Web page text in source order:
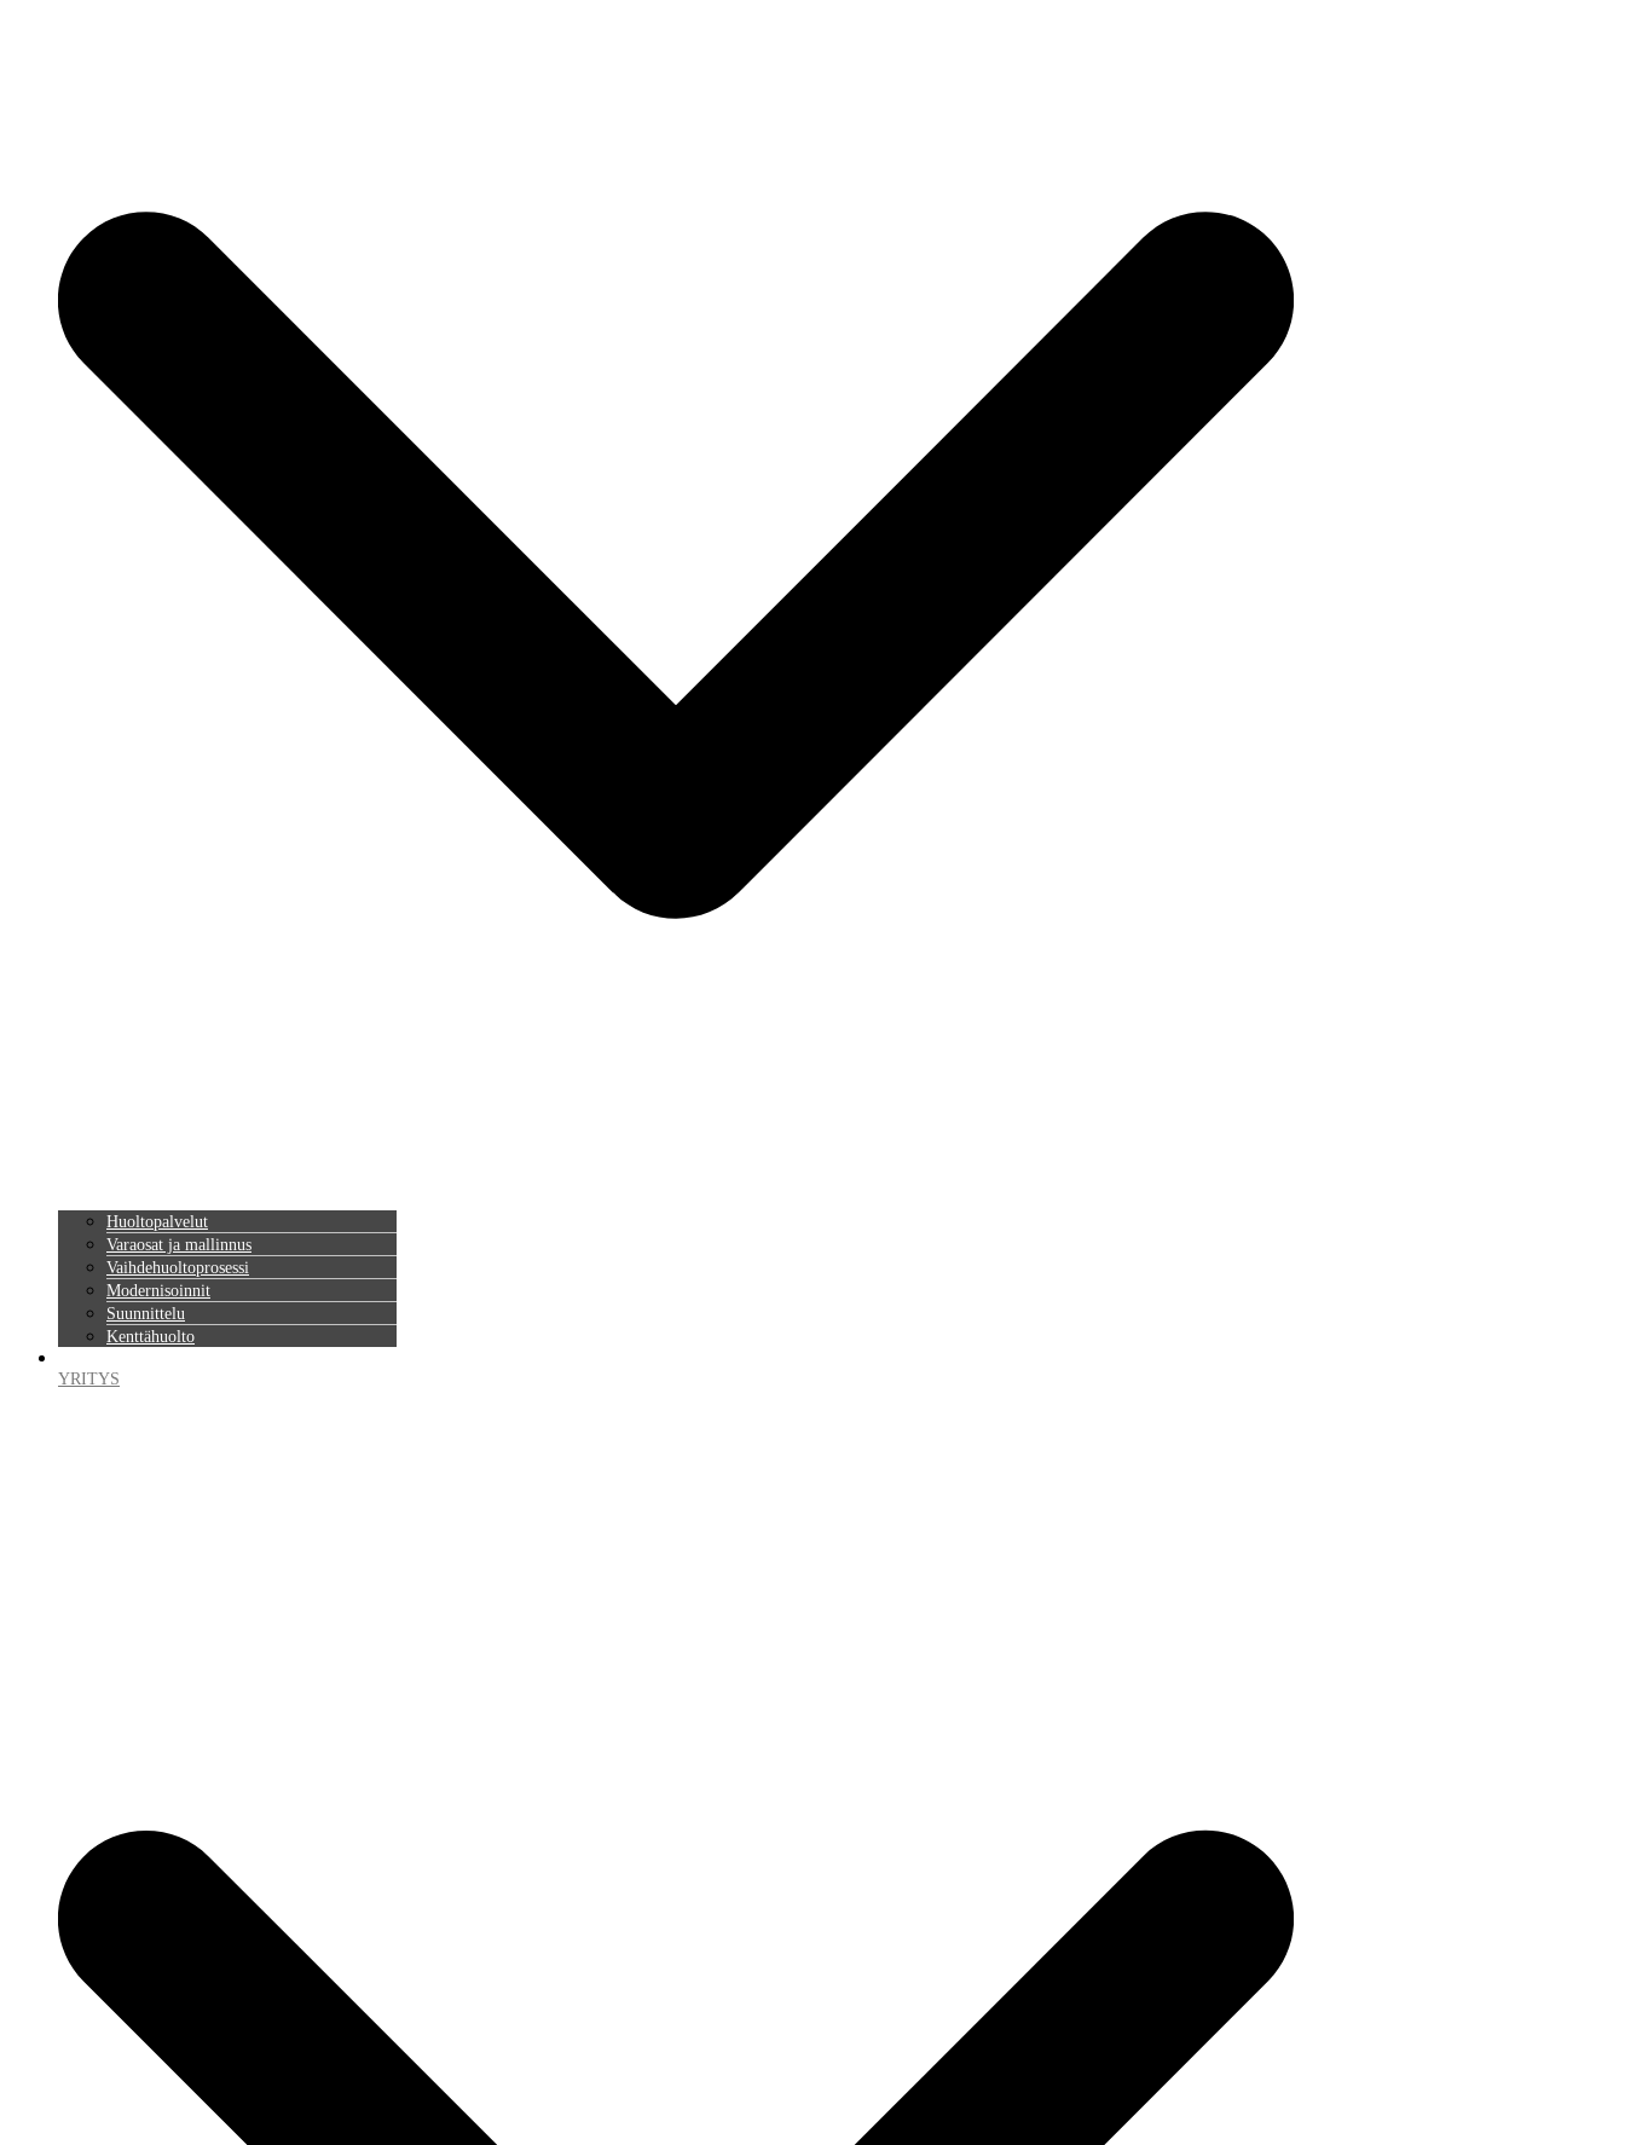
Huoltopalvelut
Varaosat ja mallinnus
Vaihdehuoltoprosessi
Modernisoinnit
Suunnittelu
Kenttähuolto
YRITYS